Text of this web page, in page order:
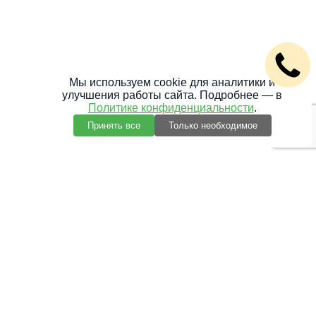
Мы используем cookie для аналитики и
улучшения работы сайта. Подробнее — в
Политике конфиденциальности.
Принять все Только необходимое